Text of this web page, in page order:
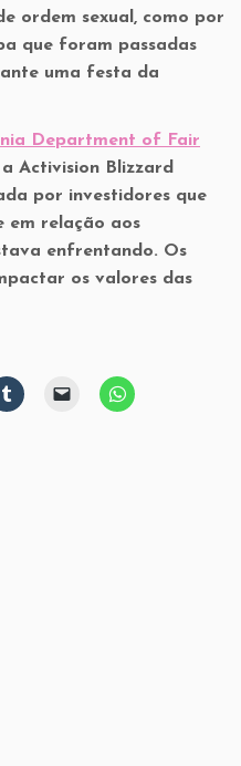
ordem sexual, como por
que foram passadas
uma festa da
Department of Fair
Activision Blizzard
por investidores que
em relação aos
enfrentando. Os
os valores das